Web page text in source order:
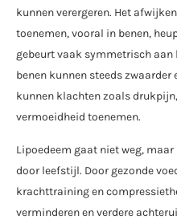
kunnen verergeren. Het
toenemen, vooral in benen,
gebeurt vaak symmetrisch aan
benen kunnen steeds zwaarder
kunnen klachten zoals
vermoeidheid toenemen.
Lipoedeem gaat niet weg,
door leefstijl. Door gezonde
krachttraining en
verminderen en verdere